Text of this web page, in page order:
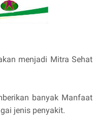
menjadi Mitra Sehat
banyak Manfaat
jenis penyakit.